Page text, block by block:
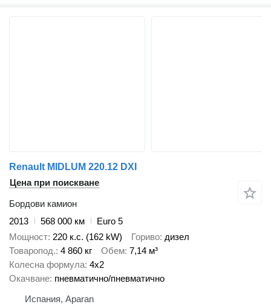
Renault MIDLUM 220.12 DXI
Цена при поискване
Бордови камион
2013
568 000 км
Euro 5
Мощност 220 к.с. (162 kW) Гориво дизел
Товаропод. 4 860 кг Обем 7,14 м³
Колесна формула 4x2
Окачване пневматично/пневматично
Испания, Aparan